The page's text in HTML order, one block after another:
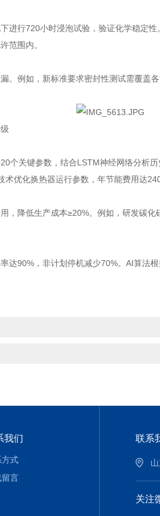
进行720小时浸泡试验，验证化学稳定
范围内。
。例如，新标准要求密封性测试需覆盖
个关键参数，结合LSTM神经网络分析
优化换热器运行参数，年节能费用达240
，降低生产成本≥20%。例如，研发碳
达90%，非计划停机减少70%。AI算法
我们
方式
留言
联系
关注